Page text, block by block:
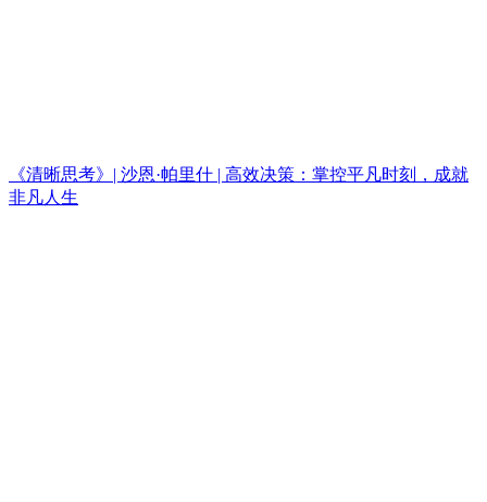
《清晰思考》| 沙恩·帕里什 | 高效决策：掌控平凡时刻，成就
非凡人生